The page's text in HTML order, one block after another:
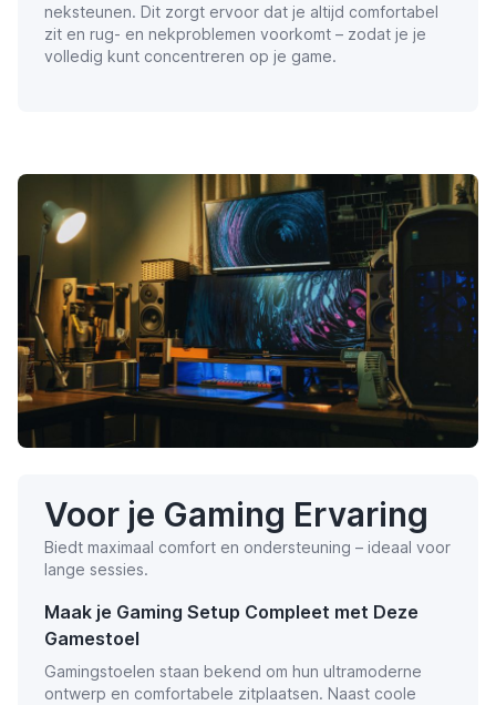
neksteunen. Dit zorgt ervoor dat je altijd comfortabel
zit en rug- en nekproblemen voorkomt – zodat je je
volledig kunt concentreren op je game.
Voor je Gaming Ervaring
Biedt maximaal comfort en ondersteuning – ideaal voor
lange sessies.
Maak je Gaming Setup Compleet met Deze
Gamestoel
Gamingstoelen staan bekend om hun ultramoderne
ontwerp en comfortabele zitplaatsen. Naast coole